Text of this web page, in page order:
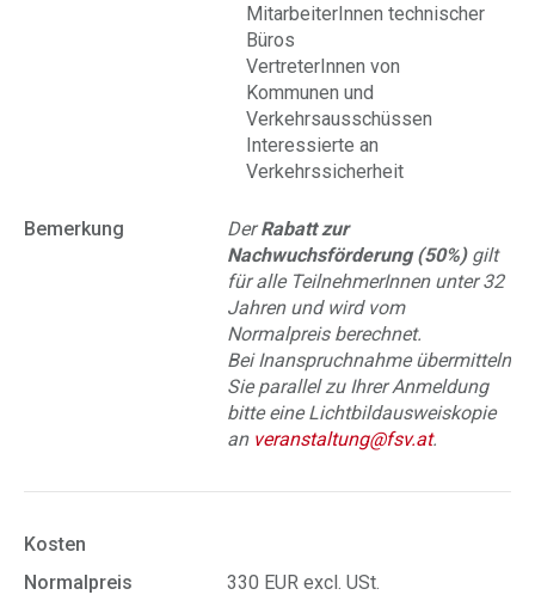
MitarbeiterInnen technischer
Büros
VertreterInnen von
Kommunen und
Verkehrsausschüssen
Interessierte an
Verkehrssicherheit
Bemerkung DerRabatt zur
Nachwuchsförderung (50%)gilt
für alle TeilnehmerInnen unter 32
Jahren und wird vom
Normalpreis berechnet.
Bei Inanspruchnahme übermitteln
Sie parallel zu Ihrer Anmeldung
bitte eine Lichtbildausweiskopie
an veranstaltung@fsv.at.
Kosten
Normalpreis
330 EUR excl. USt.